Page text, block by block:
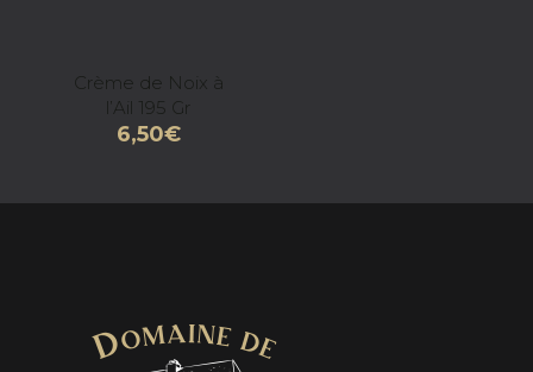
Crème de Noix à
l’Ail 195 Gr
6,50€